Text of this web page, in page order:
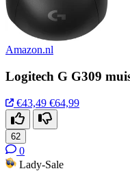
Amazon.nl
Logitech G G309
€43,49 €64,99
62
0
Lady-Sale